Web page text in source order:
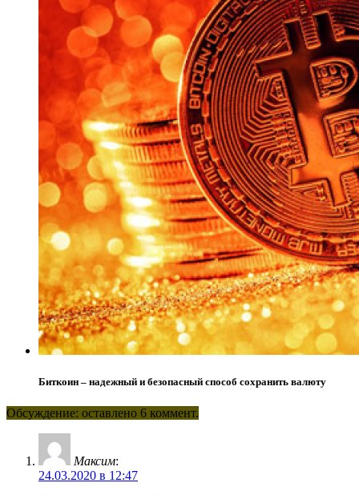
Биткоин – надежный и безопасный способ сохранить валюту
Обсуждение: оставлено 6 коммент.
Максим:
24.03.2020 в 12:47